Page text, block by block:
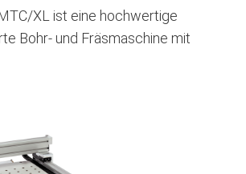
XL ist eine hochwertige
Bohr- und Fräsmaschine mit